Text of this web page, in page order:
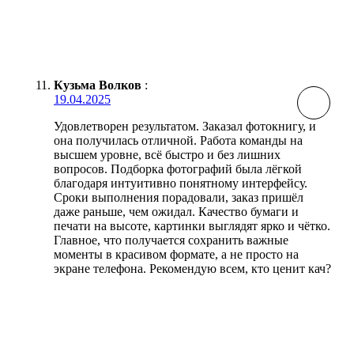
Кузьма Волков :
19.04.2025
Удовлетворен результатом. Заказал фотокнигу, и
она получилась отличной. Работа команды на
высшем уровне, всё быстро и без лишних
вопросов. Подборка фотографий была лёгкой
благодаря интуитивно понятному интерфейсу.
Сроки выполнения порадовали, заказ пришёл
даже раньше, чем ожидал. Качество бумаги и
печати на высоте, картинки выглядят ярко и чётко.
Главное, что получается сохранить важные
моменты в красивом формате, а не просто на
экране телефона. Рекомендую всем, кто ценит кач?